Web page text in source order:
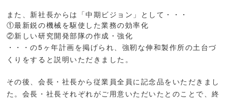
また、新社長からは「中期ビジョン」として・・・
①最新鋭の機械を駆使した業務の効率化
②新しい研究開発部隊の作成・強化
・・・の5ヶ年計画を掲げられ、強靭な伸和製作所の土台づ
くりをすると説明いただきました。
その後、会長・社長から従業員全員に記念品をいただきまし
た。会長・社長それぞれがご用意いただいたとのことで、終